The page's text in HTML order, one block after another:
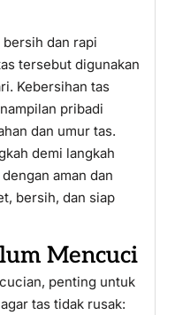
dan rapi
tersebut digunakan
Kebersihan tas
pribadi
dan umur tas.
demi langkah
aman dan
bersih, dan siap
Mencuci
penting untuk
tas tidak rusak: